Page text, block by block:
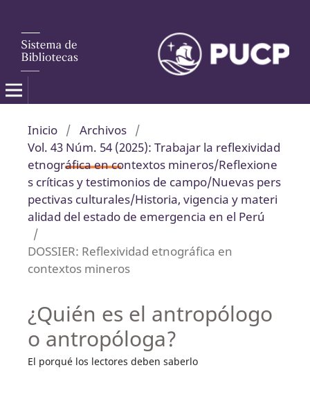
Inicio / Archivos /
Vol. 43 Núm. 54 (2025): Trabajar la reflexividad
etnográfica en contextos mineros/Reflexione
s críticas y testimonios de campo/Nuevas pers
pectivas culturales/Historia, vigencia y materi
alidad del estado de emergencia en el Perú
/
DOSSIER: Reflexividad etnográfica en
contextos mineros
¿Quién es el antropólogo
o antropóloga?
El porqué los lectores deben saberlo